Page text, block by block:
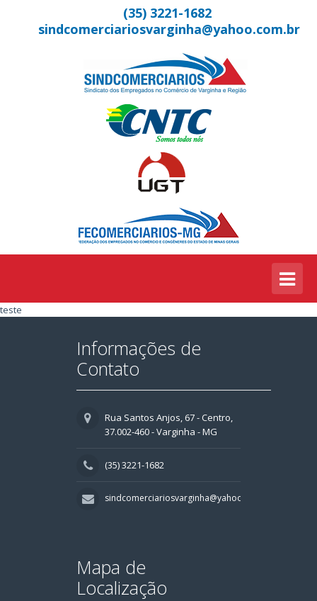
(35) 3221-1682
sindcomerciariosvarginha@yahoo.com.br
teste
Informações de
Contato
Rua Santos Anjos, 67 - Centro,
37.002-460 - Varginha - MG
(35) 3221-1682
sindcomerciariosvarginha@yahoo.com.br
Mapa de
Localização